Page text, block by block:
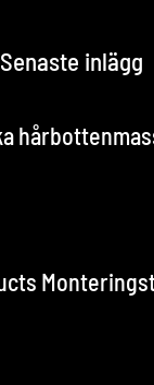
Senaste inlägg